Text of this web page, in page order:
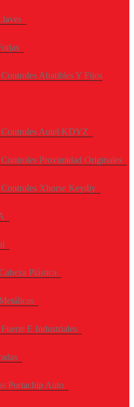
Controles Abatibles Y Fijos
Controles Autel KDYZ
Controles Proximidad Originales
Controles Xhorse Keydiy
Plástica
E Industriales
Portachip Auto